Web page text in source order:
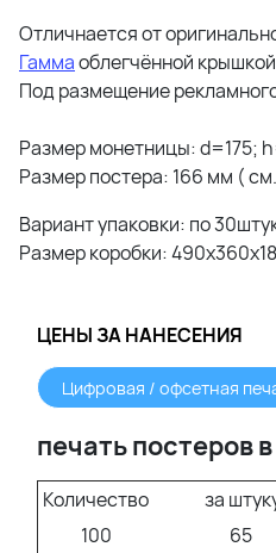
Отличнается от
Гаммаоблегчённой крышкой
Под размещение
Размер монетницы: d=175;
Размер постера: 166 мм (
Вариант упаковки: по
Размер коробки:
ЦЕНЫ ЗА НАНЕСЕНИЯ
Цифровая / офсетная
печать постеров
Количество за
100
65